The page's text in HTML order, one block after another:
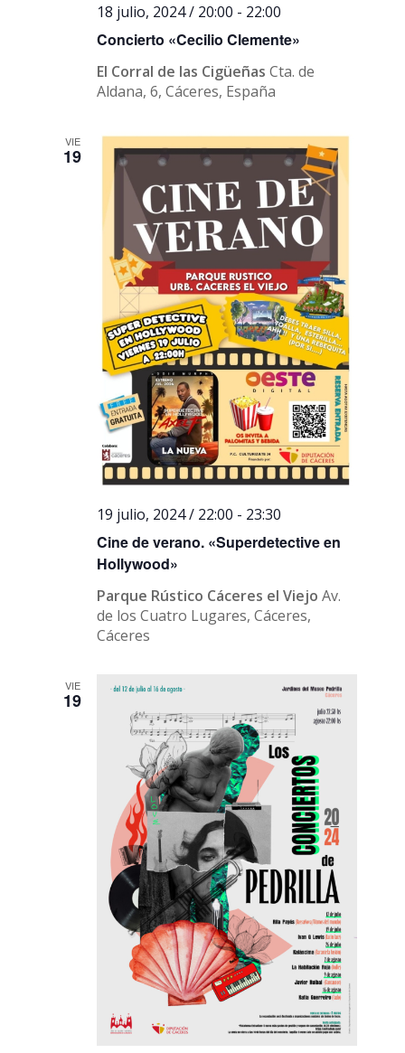
Concierto «Cecilio Clemente»
18 julio, 2024 / 20:00 - 22:00
El Corral de las CigüeñasCta. de
Aldana, 6, Cáceres, España
VIE
19
Cine de verano. «Superdetective en
Hollywood»
19 julio, 2024 / 22:00 - 23:30
Parque Rústico Cáceres el ViejoAv.
de los Cuatro Lugares, Cáceres,
Cáceres
VIE
19